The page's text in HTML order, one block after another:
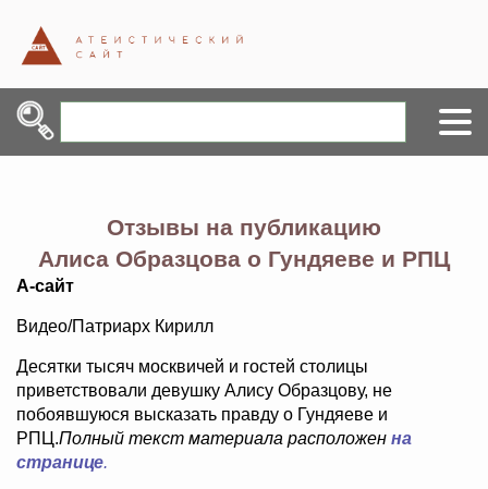
Отзывы на публикацию
Алиса Образцова о Гундяеве и РПЦ
А-сайт
Видео/Патриарх Кирилл
Десятки тысяч москвичей и гостей столицы
приветствовали девушку Алису Образцову, не
побоявшуюся высказать правду о Гундяеве и
РПЦ.Полный текст материала расположен на
странице.